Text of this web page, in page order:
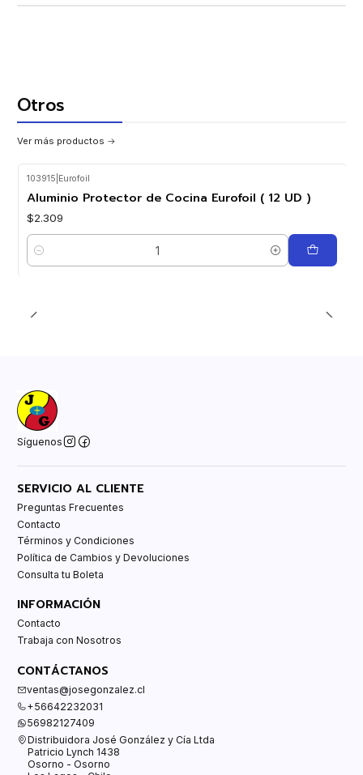
Otros
Ver más productos
103915 Eurofoil
Aluminio Protector de Cocina Eurofoil ( 12 UD )
$2.309
Cantidad
Síguenos
SERVICIO AL CLIENTE
Preguntas Frecuentes
Contacto
Términos y Condiciones
Política de Cambios y Devoluciones
Consulta tu Boleta
INFORMACIÓN
Contacto
Trabaja con Nosotros
CONTÁCTANOS
ventas@josegonzalez.cl
+56642232031
56982127409
Distribuidora José González y Cía Ltda
Patricio Lynch 1438
Osorno - Osorno